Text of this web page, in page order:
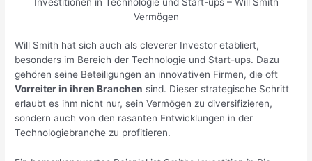
Vermögen
Will Smith hat sich auch als cleverer Investor etabliert,
besonders im Bereich der Technologie und Start-ups. Dazu
gehören seine Beteiligungen an innovativen Firmen, die oft
Vorreiter in ihren Branchen sind. Dieser strategische Schritt
erlaubt es ihm nicht nur, sein Vermögen zu diversifizieren,
sondern auch von den rasanten Entwicklungen in der
Technologiebranche zu profitieren.